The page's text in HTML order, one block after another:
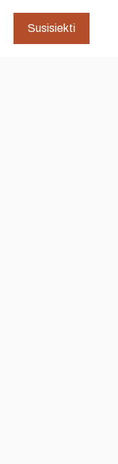
Susisiekti